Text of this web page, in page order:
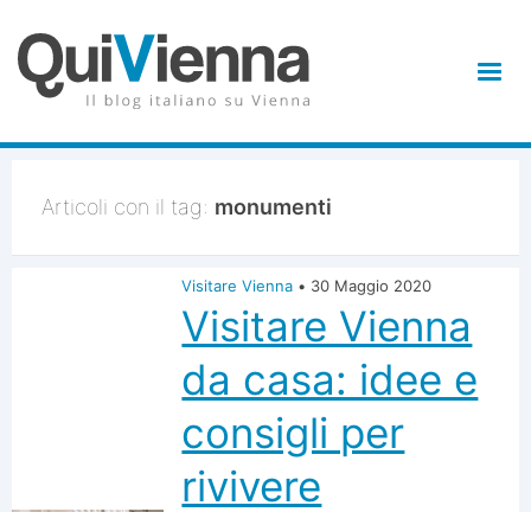
Articoli con il tag: monumenti
Visitare Vienna • 30 Maggio 2020
Visitare Vienna
da casa: idee e
consigli per
rivivere